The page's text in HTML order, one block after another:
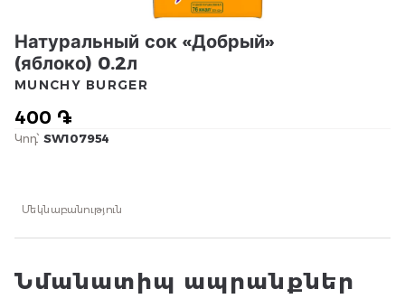
Натуральный сок «Добрый»
(яблоко) 0.2л
400 ֏
MUNCHY BURGER
Կոդ՝ SW107954
Մեկնաբանություն
Նմանատիպ ապրանքներ